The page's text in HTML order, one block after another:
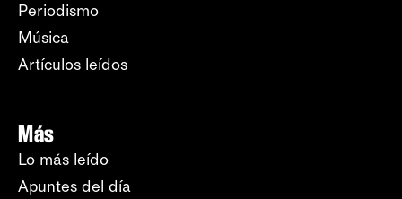
Periodismo
Música
Artículos leídos
Más
Lo más leído
Apuntes del día